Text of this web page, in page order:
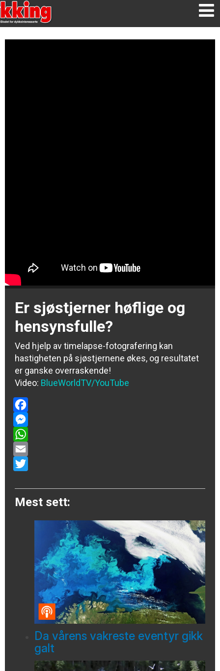
Er sjøstjerner høflige og
hensynsfulle?
Ved hjelp av timelapse-fotografering kan
hastigheten på sjøstjernene økes, og resultatet
er ganske overraskende!
Video: BlueWorldTV/YouTube
Facebook
Messenger
WhatsApp
Email
Mest sett:
Da vårens vakreste eventyr gikk
galt